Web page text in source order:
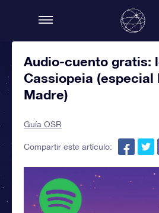
Audio-cuento gratis:
Cassiopeia (especial
Madre)
Guía OSR
Compartir este artículo: